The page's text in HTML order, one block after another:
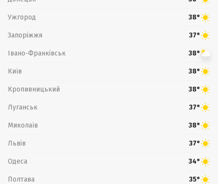
Ужгород 38°
Запоріжжя 37°
Івано-Франківськ 38°
Київ 38°
Кропивницький 38°
Луганськ 37°
Миколаїв 38°
Львів 37°
Одеса 34°
Полтава 35°